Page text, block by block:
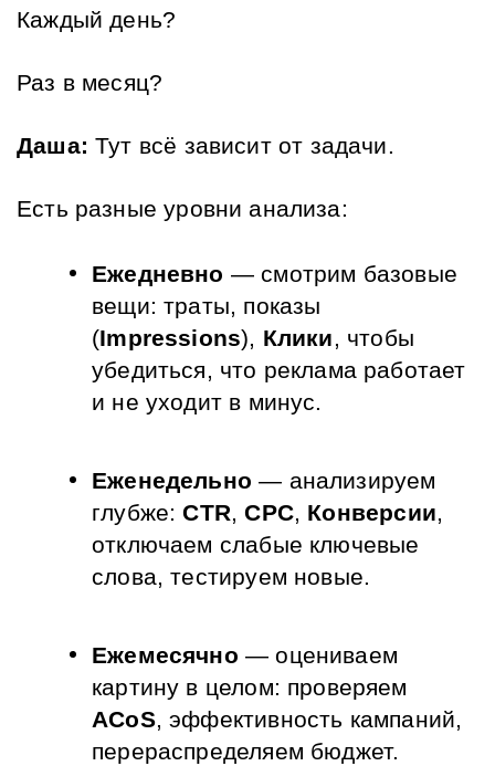
Каждый день?
Раз в месяц?
Даша: Тут всё зависит от задачи.
Есть разные уровни анализа:
Ежедневно — смотрим базовые
вещи: траты, показы
(Impressions), Клики, чтобы
убедиться, что реклама работает
и не уходит в минус.
Еженедельно — анализируем
глубже: CTR, CPC, Конверсии,
отключаем слабые ключевые
слова, тестируем новые.
Ежемесячно — оцениваем
ACoS, эффективность кампаний,
перераспределяем бюджет.